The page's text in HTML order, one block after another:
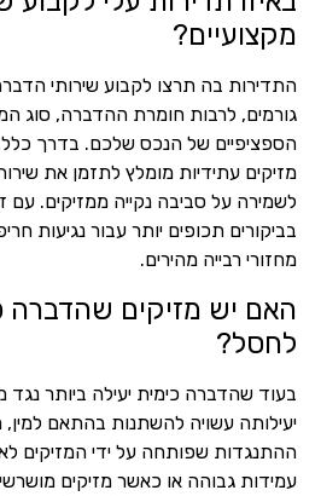
מקצועיים?
התדירות בה תרצו לקבוע שירותי
גורמים, לרבות חומרת ההדברה, סוג
הספציפיים של הנכס שלכם. בדרך
מזיקים עתידיות מומלץ לתזמן את
לשמירה על סביבה נקייה ממזיקים. עם
בביקורים תכופים יותר עבור נגיעות
מחזורי רבייה מהירים.
האם יש מזיקים שהדברה
לחסל?
בעוד שהדברה כימית יעילה ביותר נגד
יעילותה עשויה להשתנות בהתאם
ההתנגדות שפותחה על ידי המזיקים
עמידות גבוהה או כאשר מזיקים